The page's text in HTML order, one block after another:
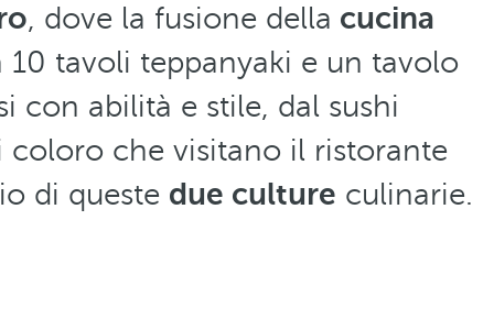
, dove la fusione della cucina
tavoli teppanyaki e un tavolo
con abilità e stile, dal sushi
coloro che visitano il ristorante
di queste due culture culinarie.